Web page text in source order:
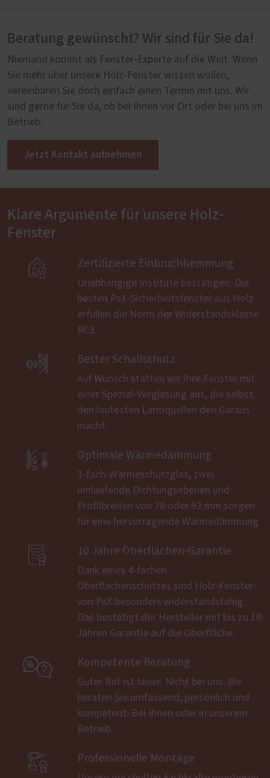
PaXpremium 78
Beratung gewünscht? Wir sind für Sie da!
Niemand kommt als Fenster-Experte auf die Welt. Wenn
Sie mehr über unsere Holz-Fenster wissen wollen,
vereinbaren Sie doch einfach einen Termin mit uns. Wir
sind gerne für Sie da, ob bei Ihnen vor Ort oder bei uns im
Betrieb.
Jetzt Kontakt aufnehmen
Klare Argumente für unsere Holz-
Fenster
 Zertifizierte Einbruchhemmung
Unabhängige Institute bestätigen: Die
besten PaX-Sicherheitsfenster aus Holz
erfüllen die Norm der Widerstandsklasse
RC3.
 Bester Schallschutz
Auf Wunsch statten wir Ihre Fenster mit
einer Spezial-Verglasung aus, die selbst
den lautesten Lärmquellen den Garaus
macht.
 Optimale Wärmedämmung
3-fach-Wärmeschutzglas, zwei
umlaufende Dichtungsebenen und
Profilbreiten von 78 oder 92 mm sorgen
für eine hervorragende Wärmedämmung.
 10 Jahre Oberflächen-Garantie
Dank eines 4-fachen
Oberflächenschutzes sind Holz-Fenster
von PaX besonders widerstandsfähig.
Das bestätigt der Hersteller mit bis zu 10
Jahren Garantie auf die Oberfläche.
 Kompetente Beratung
Guter Rat ist teuer. Nicht bei uns. Wir
beraten Sie umfassend, persönlich und
kompetent. Bei Ihnen oder in unserem
Betrieb.
 Professionelle Montage